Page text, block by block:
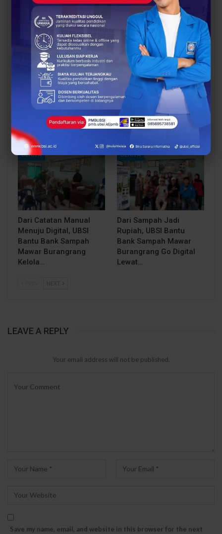
You Might Also Like
BERITA
UBSI Buka Call for
Dorong Riset Teknologi
dan Keamanan Siber…
BERITA
Siap Kuliah Berkualitas?
UBSI Cengkareng Gelar
Open Booth Spesial
BERITA
Dari Catatan Manual
Menuju Digital, UBSI
Bantu Bank Sampah
Mawar Burangrang
Kelola…
BERITA
Dari Sampah Jadi
Rupiah, UBSI Bantu
Bank Sampah Mawar
Burangrang Go Digital
Lewat…
NEXT
LEAVE A REPLY
Your email address will not be published.
Save my name, email, and website in this browser for the next